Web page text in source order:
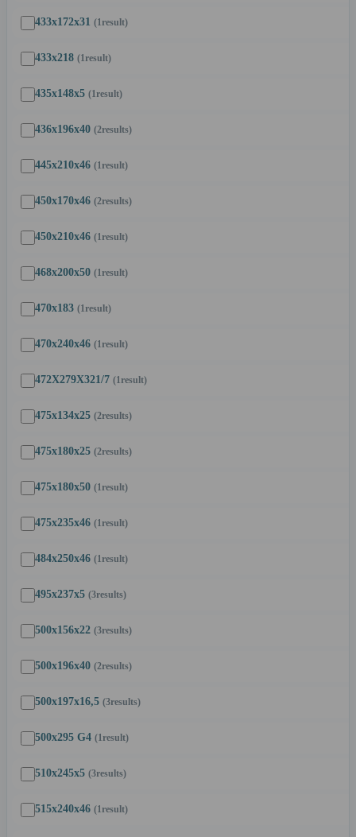
433x172x31 (1result)
433x218 (1result)
435x148x5 (1result)
436x196x40 (2results)
445x210x46 (1result)
450x170x46 (2results)
450x210x46 (1result)
468x200x50 (1result)
470x183 (1result)
470x240x46 (1result)
472X279X321/7 (1result)
475x134x25 (2results)
475x180x25 (2results)
475x180x50 (1result)
475x235x46 (1result)
484x250x46 (1result)
495x237x5 (3results)
500x156x22 (3results)
500x196x40 (2results)
500x197x16,5 (3results)
500x295 G4 (1result)
510x245x5 (3results)
515x240x46 (1result)